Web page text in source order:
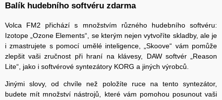
Balík hudebního softvéru zdarma
Volca FM2 přichází s množstvím různého hudebního softvéru:
Izotope „Ozone Elements“, se kterým nejen vytvoříte skladby, ale je
i zmastrujete s pomocí umělé inteligence, „Skoove“ vám pomůže
zlepšit vaši zručnost při hraní na klávesy, DAW softvér „Reason
Lite“, jako i softvérové syntezátory KORG a jiných výrobců.
Jinými slovy, od chvíle než položíte ruce na tento syntezátor,
budete mít množství nástrojů, které vám pomohou posunout vaši